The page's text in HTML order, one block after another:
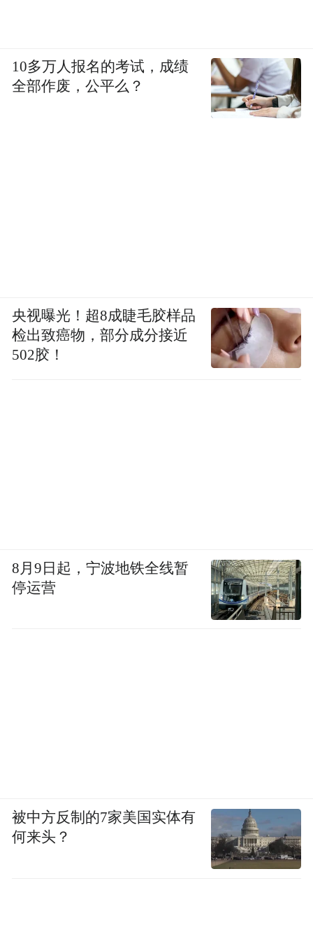
10多万人报名的考试，成绩
全部作废，公平么？
央视曝光！超8成睫毛胶样品
检出致癌物，部分成分接近
502胶！
8月9日起，宁波地铁全线暂
停运营
被中方反制的7家美国实体有
何来头？